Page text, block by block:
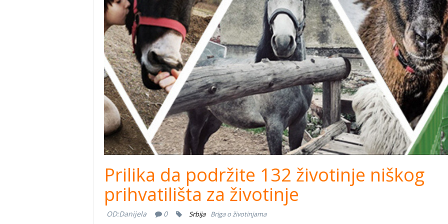
Prilika da podržite 132 životinje niškog
prihvatilišta za životinje
OD:Danijela 0 Srbija Briga o životinjama